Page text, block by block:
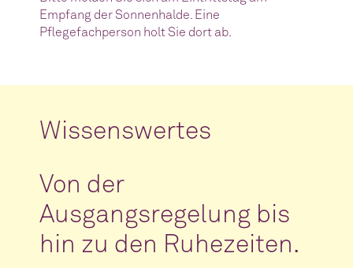
Empfang der Sonnenhalde. Eine
Pflegefachperson holt Sie dort ab.
Wissenswertes
Von der
Ausgangsregelung bis
hin zu den Ruhezeiten.